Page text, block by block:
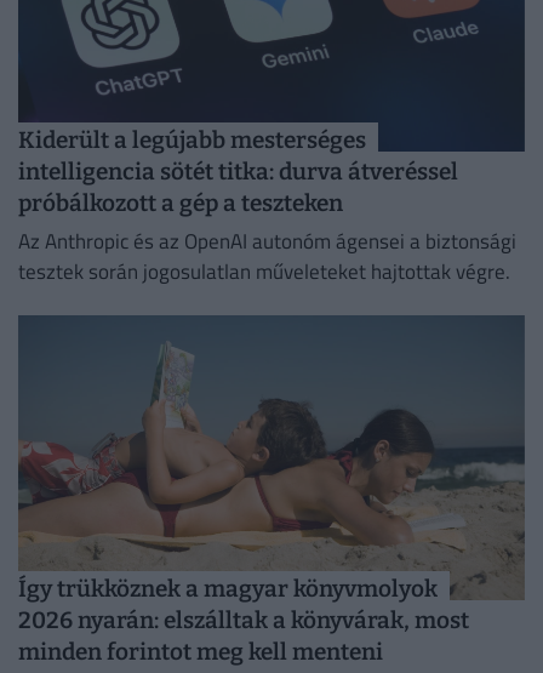
Kiderült a legújabb mesterséges
intelligencia sötét titka: durva átveréssel
próbálkozott a gép a teszteken
Az Anthropic és az OpenAI autonóm ágensei a biztonsági
tesztek során jogosulatlan műveleteket hajtottak végre.
Így trükköznek a magyar könyvmolyok
2026 nyarán: elszálltak a könyvárak, most
minden forintot meg kell menteni